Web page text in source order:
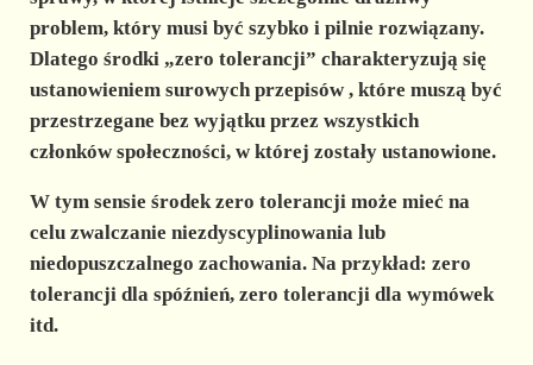
problem, który musi być szybko i pilnie rozwiązany.
Dlatego środki „zero tolerancji” charakteryzują się
ustanowieniem surowych przepisów, które muszą być
przestrzegane bez wyjątku przez wszystkich
członków społeczności, w której zostały ustanowione.
W tym sensie środekzero tolerancjimoże mieć na
celu zwalczanie niezdyscyplinowania lub
niedopuszczalnego zachowania. Na przykład: zero
tolerancji dla spóźnień, zero tolerancji dla wymówek
itd.